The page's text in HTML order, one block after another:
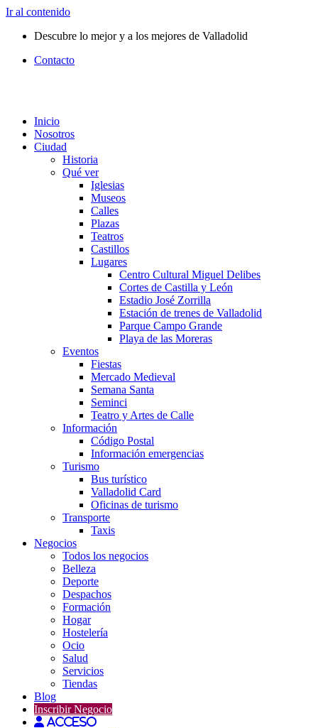
Ir al contenido
Descubre lo mejor y a los mejores de Valladolid
Contacto
Inicio
Nosotros
Ciudad
Historia
Qué ver
Iglesias
Museos
Calles
Plazas
Teatros
Castillos
Lugares
Centro Cultural Miguel Delibes
Cortes de Castilla y León
Estadio José Zorrilla
Estación de trenes de Valladolid
Parque Campo Grande
Playa de las Moreras
Eventos
Fiestas
Mercado Medieval
Semana Santa
Seminci
Teatro y Artes de Calle
Información
Código Postal
Información emergencias
Turismo
Bus turístico
Valladolid Card
Oficinas de turismo
Transporte
Taxis
Negocios
Todos los negocios
Belleza
Deporte
Despachos
Formación
Hogar
Hostelería
Ocio
Salud
Servicios
Tiendas
Blog
Inscribir Negocio
Acceso